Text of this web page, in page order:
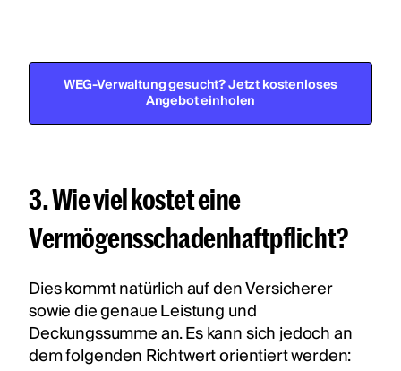
WEG-Verwaltung gesucht? Jetzt kostenloses
Angebot einholen
3. Wie viel kostet eine
Vermögensschadenhaftpflicht?
Dies kommt natürlich auf den Versicherer
sowie die genaue Leistung und
Deckungssumme an. Es kann sich jedoch an
dem folgenden Richtwert orientiert werden: